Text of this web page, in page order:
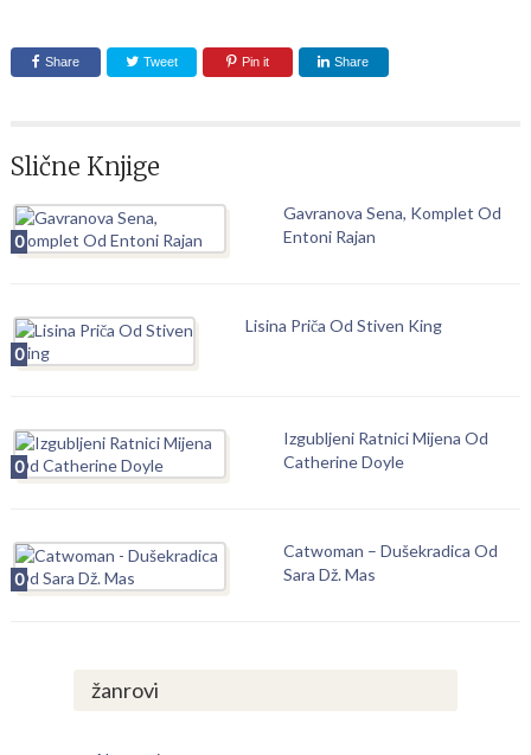
Share Tweet Pin it Share
Slične Knjige
0
Gavranova Sena, Komplet Od
Entoni Rajan
0
Lisina Priča Od Stiven King
0
Izgubljeni Ratnici Mijena Od
Catherine Doyle
0
Catwoman – Dušekradica Od
Sara Dž. Mas
žanrovi